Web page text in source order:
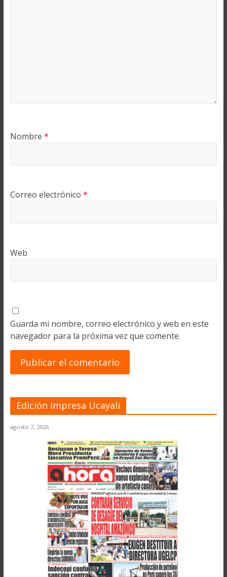
Nombre *
Correo electrónico *
Web
Guarda mi nombre, correo electrónico y web en este
navegador para la próxima vez que comente.
Edición Impresa Ucayali
agosto 7, 2026